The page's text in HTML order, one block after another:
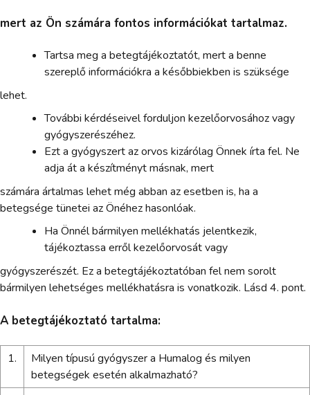
mert az Ön számára fontos információkat tartalmaz.
Tartsa meg a betegtájékoztatót, mert a benne
szereplő információkra a későbbiekben is szüksége
lehet.
További kérdéseivel forduljon kezelőorvosához vagy
gyógyszerészéhez.
Ezt a gyógyszert az orvos kizárólag Önnek írta fel. Ne
adja át a készítményt másnak, mert
számára ártalmas lehet még abban az esetben is, ha a
betegsége tünetei az Önéhez hasonlóak.
Ha Önnél bármilyen mellékhatás jelentkezik,
tájékoztassa erről kezelőorvosát vagy
gyógyszerészét. Ez a betegtájékoztatóban fel nem sorolt
bármilyen lehetséges mellékhatásra is vonatkozik. Lásd 4. pont.
A betegtájékoztató tartalma:
1.
Milyen típusú gyógyszer a Humalog és milyen
betegségek esetén alkalmazható?